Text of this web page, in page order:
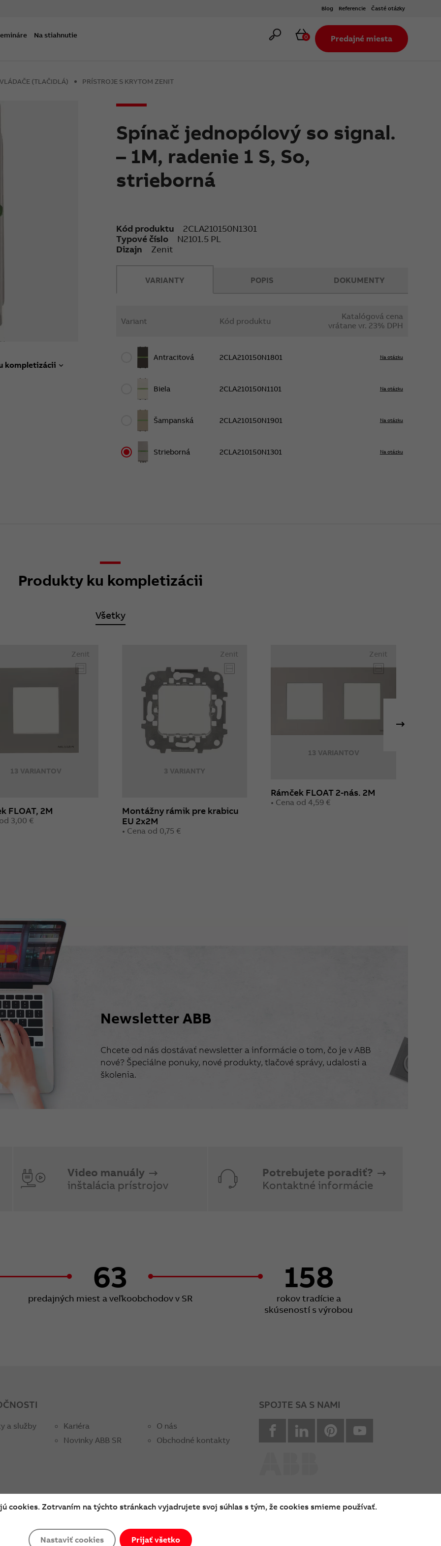
Blog Referencie Časté otázky
Na stiahnutie Hľadať Košík
0 Predajné miesta
(TLAČIDLÁ) PRÍSTROJE S KRYTOM ZENIT
Spínač jednopólový so signal.
– 1M, radenie 1 S, So,
strieborná
Kód produktu
2CLA210150N1301
Typové číslo
N2101.5 PL
Dizajn
Zenit
kompletizácii
VARIANTY
Variant Kód produktu
Katalógová cena
vrátane vr. 23% DPH
Antracitová 2CLA210150N1801 Na otázku
Biela 2CLA210150N1101 Na otázku
Šampanská 2CLA210150N1901 Na otázku
Strieborná 2CLA210150N1301 Na otázku
POPIS DOKUMENTY
Produkty ku kompletizácii
Všetky
13 VARIANTOV
Zenit
FLOAT, 2M
3,00 €
3 VARIANTY
Zenit
Montážny rámik pre krabicu
EU 2x2M
• Cena od 0,75 €
13 VARIANTOV
Zenit
Rámček FLOAT 2-nás. 2M
• Cena od 4,59 €
Newsletter ABB
Chcete od nás dostávať newsletter a informácie o tom, čo je v ABB
nové? Špeciálne ponuky, nové produkty, tlačové správy, udalosti a
školenia.
Video manuály
inštalácia prístrojov
Potrebujete poradiť?
Kontaktné informácie
63
predajných miest a veľkoobchodov v SR
158
rokov tradície a
skúseností s výrobou
a služby
Kariéra
Novinky ABB SR
O nás
Obchodné kontakty
SPOJTE SA S NAMI
facebook Linkedin Pinterest
Cookies a ochrana súkromia
cookies. Zotrvaním na týchto stránkach vyjadrujete svoj súhlas s tým, že cookies smieme používať.
Nastaviť cookies Prijať všetko